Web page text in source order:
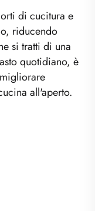
di cucitura e
riducendo
si tratti di una
quotidiano, è
all'aperto.